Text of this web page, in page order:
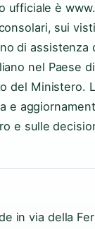
ufficiale è
sui
di assistenza
nel Paese
del Ministero.
e
e sulle
in via della